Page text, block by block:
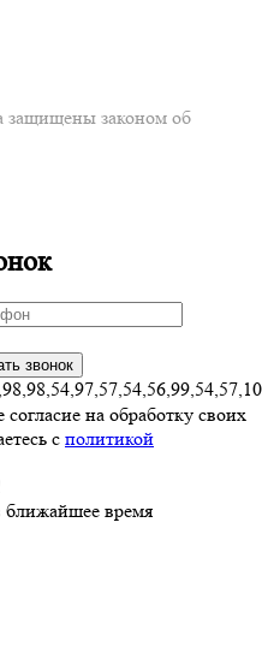
защищены законом об
на обработку своих
с политикой
ближайшее время